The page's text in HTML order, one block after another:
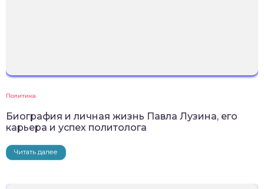
Политика
Биография и личная жизнь Павла Лузина, его
карьера и успех политолога
Читать далее